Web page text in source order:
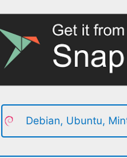
Debian, Ubuntu,